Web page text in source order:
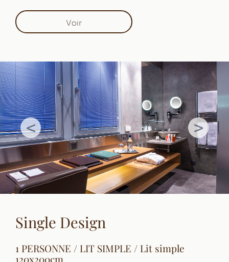
Voir
Single Design
1 PERSONNE / LIT SIMPLE / Lit simple
120x200cm